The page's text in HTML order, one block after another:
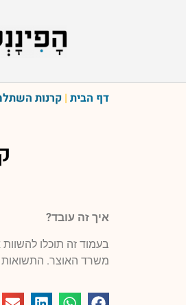
דף הבית | קרנות
איך זה עובד?
בעמוד זה תוכלו
משרד האוצר.